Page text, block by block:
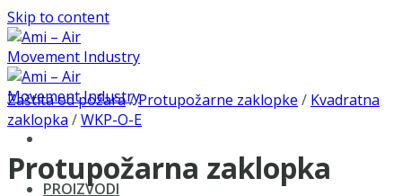
Skip to content
PROIZVODI
Zaštita od požara/Protupožarne zaklopke / Kvadratna
zaklopka /WKP-O-E
Protupožarna zaklopka